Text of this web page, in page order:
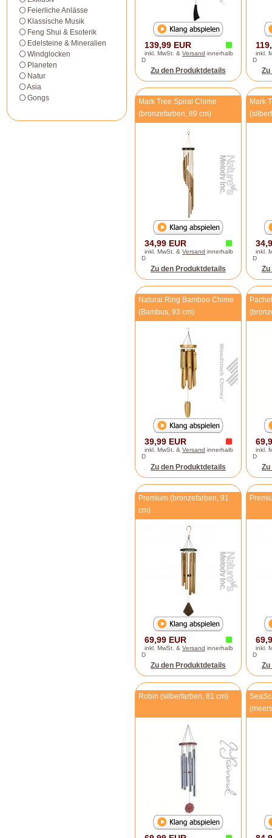
Feierliche Anlässe
Klassische Musik
Feng Shui & Esoterik
Edelsteine & Mineralien
Windglocken
Planeten
Natur
Asia
Gongs
139,99 EUR
inkl. MwSt. & Versand innerhalb
D
Zu den Produktdetails
inkl.
D
Mark Tree Spiral Chime
(bronzefarben, 89 cm)
34,99 EUR
inkl. MwSt. & Versand innerhalb
D
Zu den Produktdetails
Mark
inkl.
D
Natural Ring Bamboo Chime
(Bambus, 93 cm)
39,99 EUR
inkl. MwSt. & Versand innerhalb
D
Zu den Produktdetails
inkl.
D
Premium (bronzefarben, 91
cm)
69,99 EUR
inkl. MwSt. & Versand innerhalb
D
Zu den Produktdetails
inkl.
D
Robin (silberfarben, 81 cm)